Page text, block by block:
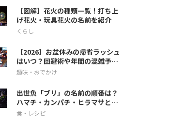
【図解】花火の種類一覧！打ち上
げ花火・玩具花火の名前を紹介
くらし
【2026】お盆休みの帰省ラッシュ
はいつ？回避術や年間の混雑予想
も
趣味・おでかけ
出世魚「ブリ」の名前の順番は？
ハマチ・カンパチ・ヒラマサとの
違いも解説
食・レシピ